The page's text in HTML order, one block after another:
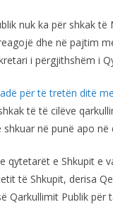
nuk ka për shkak
dhe në pajtim
i përgjithshëm i
për të tretën ditë
të të cilëve
në punë apo në
qytetarët e Shkupit e
të Shkupit, derisa
Qarkullimit Publik